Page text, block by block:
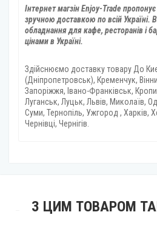
Інтернет магзін Enjoy-Trade
зручною доставкою по всій Україні.
обладнання для кафе, ресторанів і
цінами в Україні.
Здійснюємо доставку товару До
(Дніпропетровськ), Кременчук,
Запоріжжя, Івано-Франківськ,
Луганськ, Луцьк, Львів, Миколаїв,
Суми, Тернопіль, Ужгород , Харків,
Чернівці, Чернігів.
З ЦИМ ТОВАРОМ